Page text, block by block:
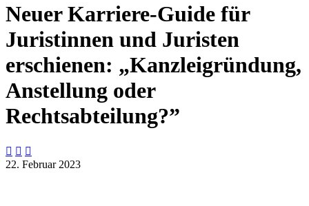
Neuer Karriere-Guide für
Juristinnen und Juristen
erschienen: „Kanzleigründung,
Anstellung oder
Rechtsabteilung?”
  
22. Februar 2023